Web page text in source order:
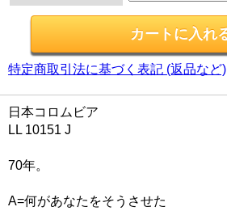
特定商取引法に基づく表記 (返品など)
日本コロムビア
LL 10151 J
70年。
A=何があなたをそうさせた